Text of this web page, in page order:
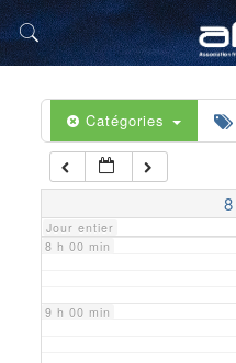
Catégories
8
Jour entier
5 h 00 min
6 h 00 min
7 h 00 min
8 h 00 min
9 h 00 min